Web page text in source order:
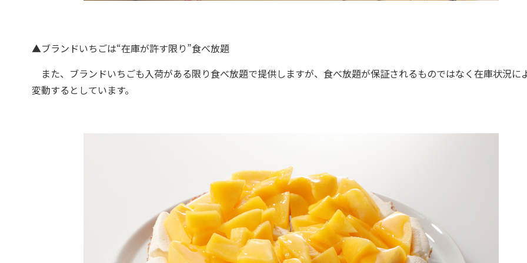
▲ブランドいちごは“在庫が許す限り”食べ放題
また、ブランドいちごも入荷がある限り食べ放題で提供しますが、食べ放題が保証されるものではなく在庫状況に
変動するとしています。